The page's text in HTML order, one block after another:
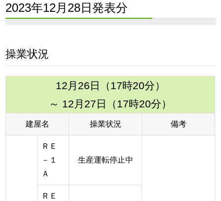
2023年12月28日発表分
操業状況
12月26日（17時20分）
～ 12月27日（17時20分）
建屋名 操業状況 備考
ＲＥ
－１
Ａ
生産運転停止中
ＲＥ